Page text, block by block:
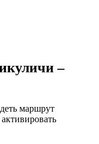
–
маршрут